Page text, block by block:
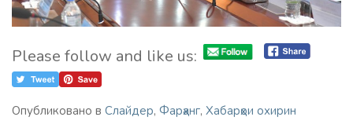
Please follow and like us:
Опубликовано в Слайдер, Фарҳанг, Хабарҳои охирин